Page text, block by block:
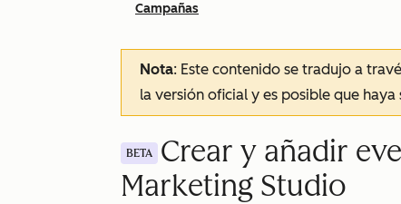
Campañas
Nota: Este contenido se tradujo a
la versión oficial y es posible que
BETA
Crear y añadir
Marketing Studio